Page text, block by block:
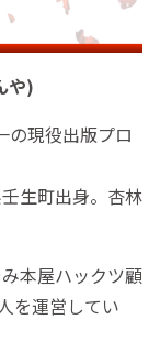
や)
の現役出版プロ
生町出身。杏林
本屋ハックツ顧
を運営してい